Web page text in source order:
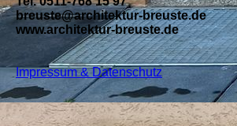
breuste@architektur-breuste.de
www.architektur-breuste.de
Impressum & Datenschutz